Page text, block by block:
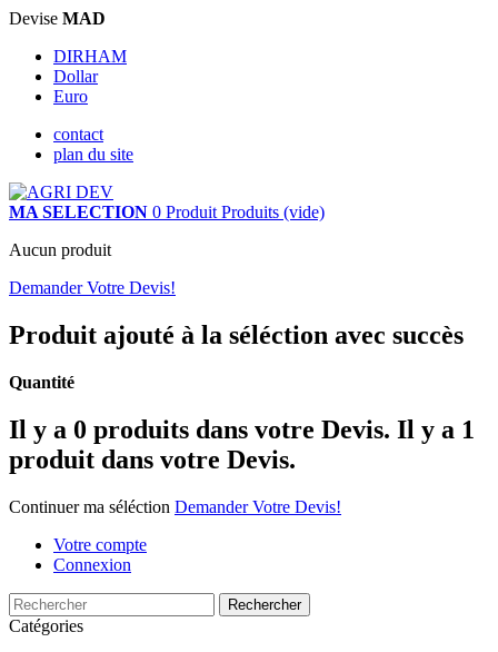
Devise MAD
DIRHAM
Dollar
Euro
contact
plan du site
MA SELECTION 0 Produit Produits (vide)
Aucun produit
Demander Votre Devis!
Produit ajouté à la séléction avec succès
Quantité
Il y a 0 produits dans votre Devis. Il y a 1
produit dans votre Devis.
Continuer ma séléction Demander Votre Devis!
Votre compte
Connexion
Rechercher
Catégories